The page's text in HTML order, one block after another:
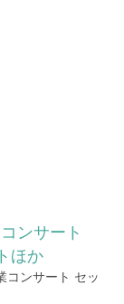
ンサート
ほか
コンサート セッ